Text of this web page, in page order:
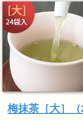
梅抹茶［大］（